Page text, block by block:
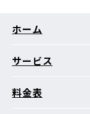
ホーム
サービス
料金表